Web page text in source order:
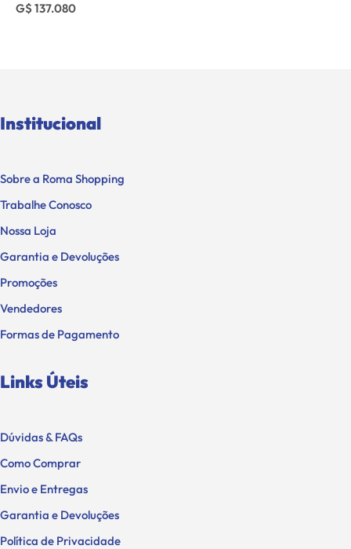
G$ 137.080
Institucional
Sobre a Roma Shopping
Trabalhe Conosco
Nossa Loja
Garantia e Devoluções
Promoções
Vendedores
Formas de Pagamento
Links Úteis
Dúvidas & FAQs
Como Comprar
Envio e Entregas
Garantia e Devoluções
Política de Privacidade